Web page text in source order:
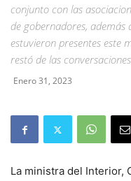
conjunto con las
de gobernadores,
estuvieron presentes este
restó de las
Enero 31, 2023
La ministra del Interior,